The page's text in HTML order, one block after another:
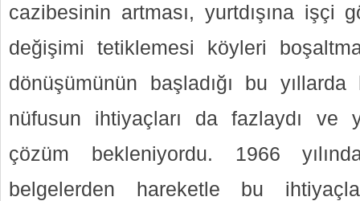
cazibesinin artması, yurtdışına işçi
değişimi tetiklemesi köyleri
dönüşümünün başladığı bu yıllarda
nüfusun ihtiyaçları da fazlaydı ve
çözüm bekleniyordu. 1966
belgelerden hareketle bu